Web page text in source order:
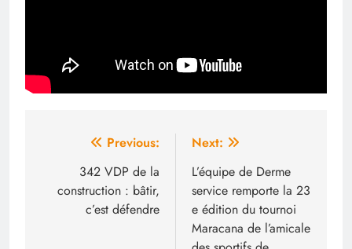
Navigation
l’article
Previous:
342 VDP de la
construction : bâtir,
c’est défendre
Next:
L’équipe de Derme
service remporte la 23
e édition du tournoi
Maracana de l’amicale